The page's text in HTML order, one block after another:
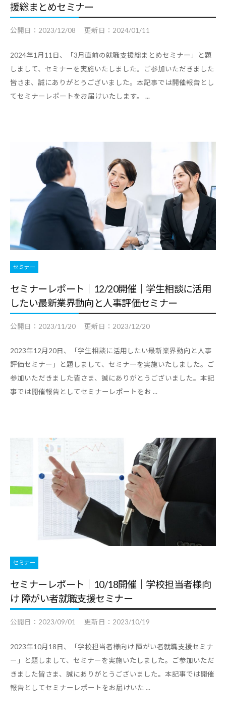
援総まとめセミナー
公開日： 2023/12/08 更新日： 2024/01/11
2024年1月11日、「3月直前の就職支援総まとめセミナー」と題
しまして、セミナーを実施いたしました。ご参加いただきました
皆さま、誠にありがとうございました。本記事では開催報告とし
てセミナーレポートをお届けいたします。 ...
セミナー
セミナーレポート｜12/20開催｜学生相談に活用
したい最新業界動向と人事評価セミナー
公開日： 2023/11/20 更新日： 2023/12/20
2023年12月20日、「学生相談に活用したい最新業界動向と人事
評価セミナー」と題しまして、セミナーを実施いたしました。ご
参加いただきました皆さま、誠にありがとうございました。本記
事では開催報告としてセミナーレポートをお ...
セミナー
セミナーレポート｜10/18開催｜学校担当者様向
け 障がい者就職支援セミナー
公開日： 2023/09/01 更新日： 2023/10/19
2023年10月18日、「学校担当者様向け 障がい者就職支援セミナ
ー」と題しまして、セミナーを実施いたしました。ご参加いただ
きました皆さま、誠にありがとうございました。本記事では開催
報告としてセミナーレポートをお届けいた ...